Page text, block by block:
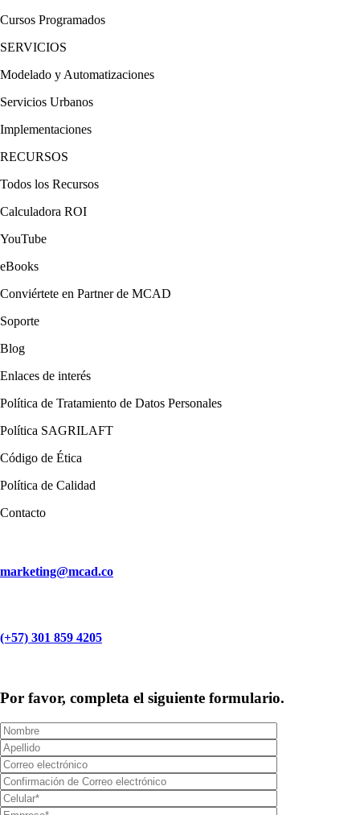
Cursos Programados
SERVICIOS
Modelado y Automatizaciones
Servicios Urbanos
Implementaciones
RECURSOS
Todos los Recursos
Calculadora ROI
YouTube
eBooks
Conviértete en Partner de MCAD
Soporte
Blog
Enlaces de interés
Política de Tratamiento de Datos Personales
Política SAGRILAFT
Código de Ética
Política de Calidad
Contacto
marketing@mcad.co
(+57) 301 859 4205
Por favor, completa el siguiente formulario.